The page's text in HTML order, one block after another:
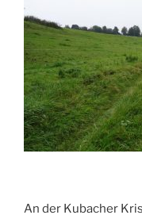
An der Kubacher